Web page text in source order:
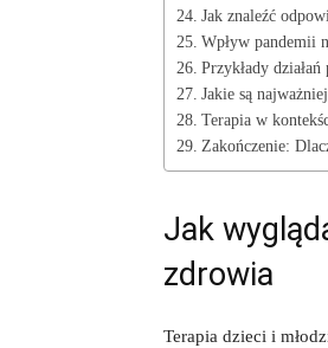
Jak znaleźć
Wpływ pandemii
Przykłady
Jakie są
Terapia w
Zakończenie:
Jak
zdrowia
Terapia dzieci i